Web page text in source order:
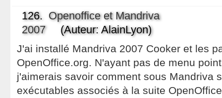
126. Openoffice et Mandriva
2007(Auteur: AlainLyon)
J'ai installé Mandriva 2007 Cooker et les
OpenOffice.org. N'ayant pas de menu
j'aimerais savoir comment sous Mandriva
exécutables associés à la suite